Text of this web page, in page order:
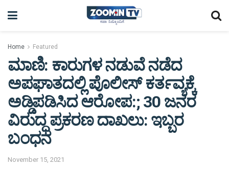
Home Featured
ಮಾಣಿ: ಕಾರುಗಳ ನಡುವೆ ನಡೆದ
ಅಪಘಾತದಲ್ಲಿ ಪೊಲೀಸ್ ಕರ್ತವ್ಯಕ್ಕೆ
ಅಡ್ಡಿಪಡಿಸಿದ ಆರೋಪ:; 30 ಜನರ
ವಿರುದ್ಧ ಪ್ರಕರಣ ದಾಖಲು: ಇಬ್ಬರ
ಬಂಧನ
November 15, 2021